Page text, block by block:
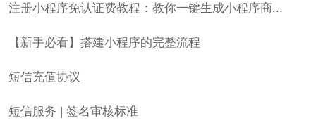
注册小程序免认证费教程：教你一键生成小程序商...
【新手必看】搭建小程序的完整流程
短信充值协议
短信服务 | 签名审核标准